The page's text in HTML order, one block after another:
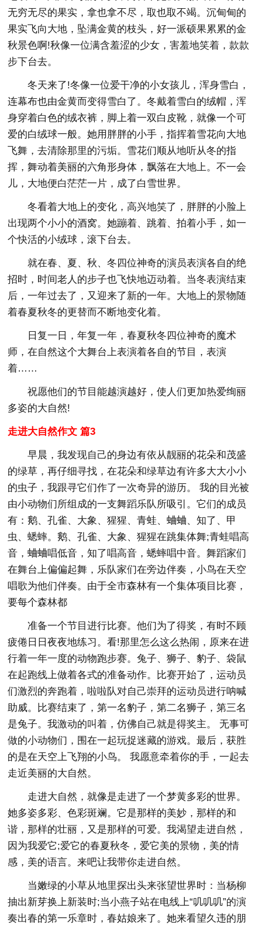
无穷无尽的果实，拿也拿不尽，取也取不竭。沉甸甸的
果实飞向大地，坠满金黄的枝头，好一派硕果累累的金
秋景色啊!秋像一位满含羞涩的少女，害羞地笑着，款款
步下台去。
冬天来了!冬像一位爱干净的小女孩儿，浑身雪白，
连幕布也由金黄而变得雪白了。冬戴着雪白的绒帽，浑
身穿着白色的绒衣裤，脚上着一双白皮靴，就像一个可
爱的白绒球一般。她用胖胖的小手，指挥着雪花向大地
飞舞，去清除那里的污垢。雪花们顺从地听从冬的指
挥，舞动着美丽的六角形身体，飘落在大地上。不一会
儿，大地便白茫茫一片，成了白雪世界。
冬看着大地上的变化，高兴地笑了，胖胖的小脸上
出现两个小小的酒窝。她蹦着、跳着、拍着小手，如一
个快活的小绒球，滚下台去。
就在春、夏、秋、冬四位神奇的演员表演各自的绝
招时，时间老人的步子也飞快地迈动着。当冬表演结束
后，一年过去了，又迎来了新的一年。大地上的景物随
着春夏秋冬的更替而不断地变化着。
日复一日，年复一年，春夏秋冬四位神奇的魔术
师，在自然这个大舞台上表演着各自的节目，表演
着……
祝愿他们的节目能越演越好，使人们更加热爱绚丽
多姿的大自然!
走进大自然作文 篇3
早晨，我发现自己的身边有依从靓丽的花朵和茂盛
的绿草，再仔细寻找，在花朵和绿草边有许多大大小小
的虫子，我跟寻它们作了一次奇异的游历。 我的目光被
由小动物们所组成的一支舞蹈乐队所吸引。它们的成员
有：鹅、孔雀、大象、猩猩、青蛙、蛐蛐、知了、甲
虫、蟋蟀。鹅、孔雀、大象、猩猩在跳集体舞;青蛙唱高
音，蛐蛐唱低音，知了唱高音，蟋蟀唱中音。舞蹈家们
在舞台上偏偏起舞，乐队家们在旁边伴奏，小鸟在天空
唱歌为他们伴奏。由于全市森林有一个集体项目比赛，
要每个森林都
准备一个节目进行比赛。他们为了得奖，有时不顾
疲倦日日夜夜地练习。看!那里怎么这么热闹，原来在进
行着一年一度的动物跑步赛。兔子、狮子、豹子、袋鼠
在起跑线上做着各式的准备动作。比赛开始了，运动员
们激烈的奔跑着，啦啦队对自己崇拜的运动员进行呐喊
助威。比赛结束了，第一名豹子，第二名狮子，第三名
是兔子。我激动的叫着，仿佛自己就是得奖主。 无事可
做的小动物们，围在一起玩捉迷藏的游戏。最后，获胜
的是在天空上飞翔的小鸟。 我愿意牵着你的手，一起去
走近美丽的大自然。
走进大自然，就像是走进了一个梦黄多彩的世界。
她多姿多彩、色彩斑斓。它是那样的美妙，那样的和
谐，那样的壮丽，又是那样的可爱。我渴望走进自然，
因为我爱它;爱它的春夏秋冬，爱它美的景物，美的情
感，美的语言。来吧让我带你走进自然。
当嫩绿的小草从地里探出头来张望世界时：当杨柳
抽出新芽换上新装时;当小燕子站在电线上“叽叽叽”的演
奏出春的第一乐章时，春姑娘来了。她来看望久违的朋